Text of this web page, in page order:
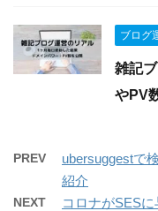
ブログ
雑記
やPV
PREV
ubersuggestで
紹介
NEXT
コロナがSES